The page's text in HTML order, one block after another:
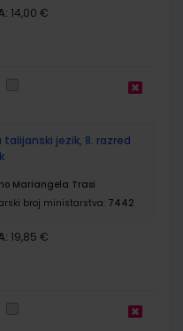
14,00 €
talijanski jezik, 8. razred
Mariangela Trasi
broj ministarstva: 7442
19,85 €